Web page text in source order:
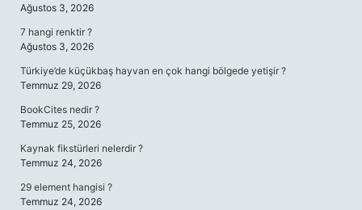
Ağustos 3, 2026
7 hangi renktir ?
Ağustos 3, 2026
Türkiye’de küçükbaş hayvan en çok hangi bölgede yetişir ?
Temmuz 29, 2026
BookCites nedir ?
Temmuz 25, 2026
Kaynak fikstürleri nelerdir ?
Temmuz 24, 2026
29 element hangisi ?
Temmuz 24, 2026